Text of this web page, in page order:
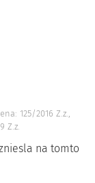
125/2016 Z.z.
Z.z.
na tomto